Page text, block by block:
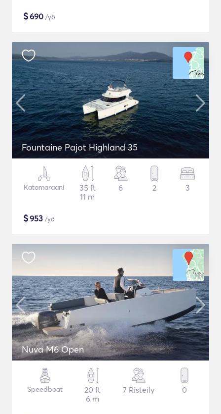
$690 /yö
Fountaine Pajot Highland 35
Katamaraani
35 ft
11 m
6 2 3
$953 /yö
Nuva M6 Open
Speedboat
20 ft
6 m
7 Risteily 0